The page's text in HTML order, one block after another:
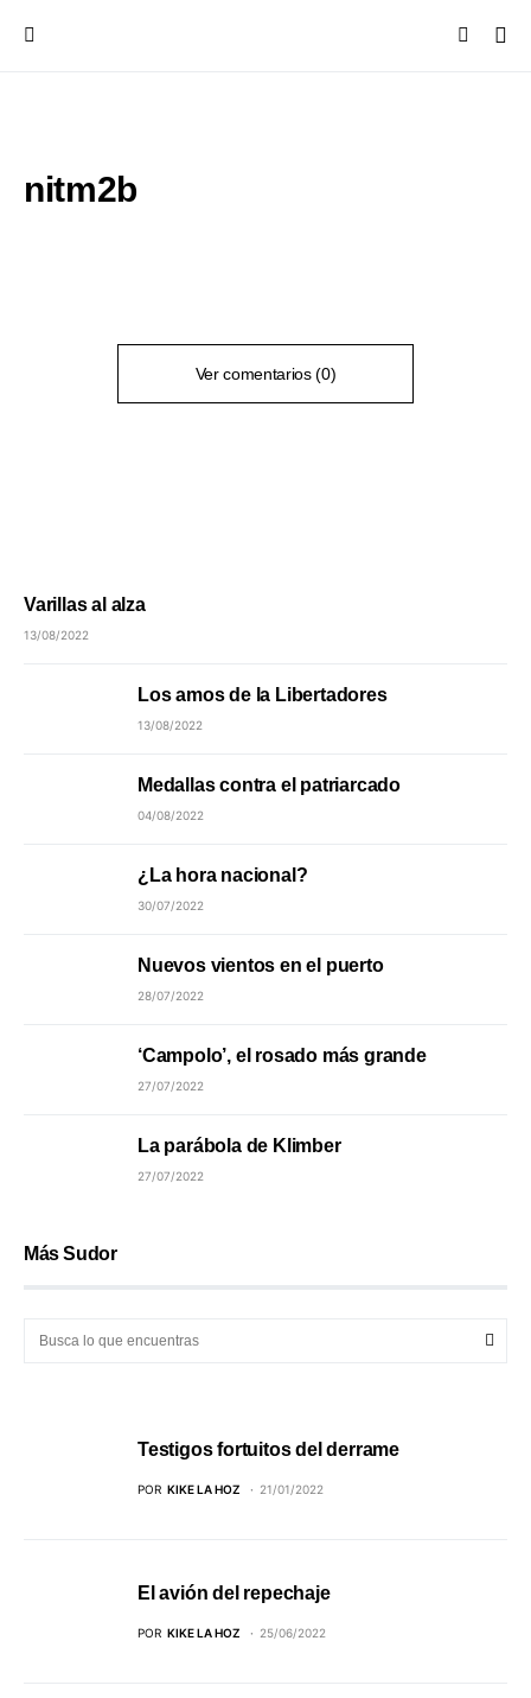
nitm2b
Ver comentarios (0)
Varillas al alza
13/08/2022
Los amos de la Libertadores
13/08/2022
Medallas contra el patriarcado
04/08/2022
¿La hora nacional?
30/07/2022
Nuevos vientos en el puerto
28/07/2022
‘Campolo’, el rosado más grande
27/07/2022
La parábola de Klimber
27/07/2022
Más Sudor
Testigos fortuitos del derrame
POR KIKE LA HOZ 21/01/2022
El avión del repechaje
POR KIKE LA HOZ 25/06/2022